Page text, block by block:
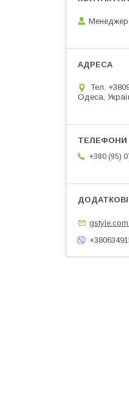
Менеджер
Тел.
Одеса,
+380 (95)